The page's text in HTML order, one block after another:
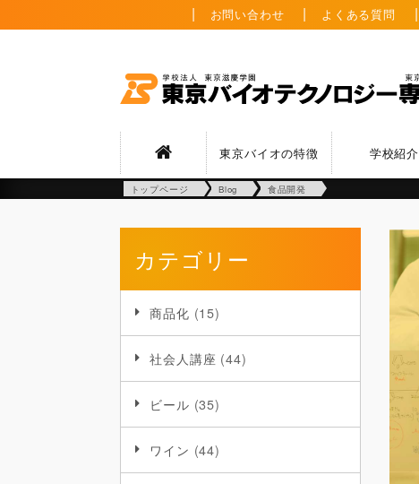
お問い合わせ よくある質問
東京バイオの特徴 学校紹介
トップページ Blog 食品開発
カテゴリー
商品化 (15)
社会人講座 (44)
ビール (35)
ワイン (44)